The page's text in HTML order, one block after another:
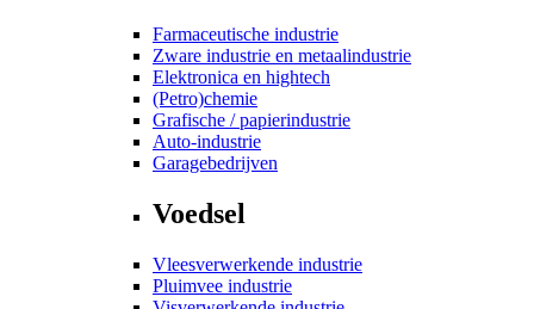
Farmaceutische industrie
Zware industrie en metaalindustrie
Elektronica en hightech
(Petro)chemie
Grafische / papierindustrie
Auto-industrie
Garagebedrijven
Voedsel
Vleesverwerkende industrie
Pluimvee industrie